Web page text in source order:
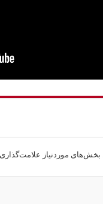
بخش‌های موردنیاز